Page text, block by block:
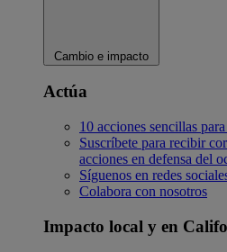
Cambio e impacto
Actúa
10 acciones sencillas
Suscríbete para recibir
acciones en defensa del
Síguenos en redes
Colabora con nosotros
Impacto local y en